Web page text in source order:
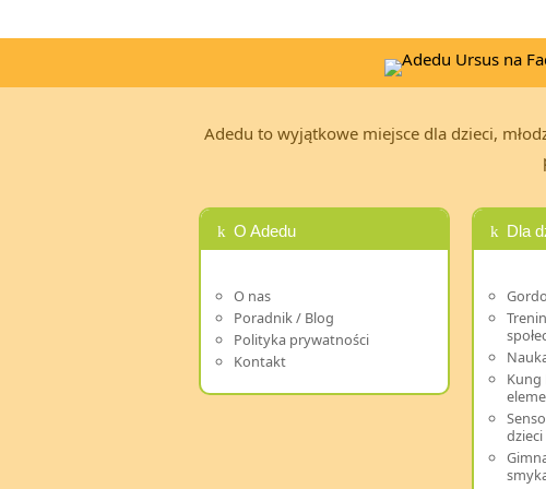
Adedu to wyjątkowe miejsce dla dzieci,
O Adedu
O nas
Poradnik / Blog
Polityka prywatności
Kontakt
Dla
Kung
dzieci